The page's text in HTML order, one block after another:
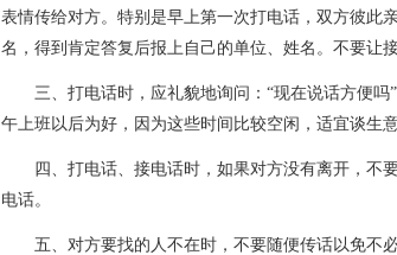
表情传给对方。特别是早上第一次打电话，双方彼此
名，得到肯定答复后报上自己的单位、姓名。不要让
三、打电话时，应礼貌地询问：“现在说话方便吗”
午上班以后为好，因为这些时间比较空闲，适宜谈生意
四、打电话、接电话时，如果对方没有离开，不要
电话。
五、对方要找的人不在时，不要随便传话以免不必